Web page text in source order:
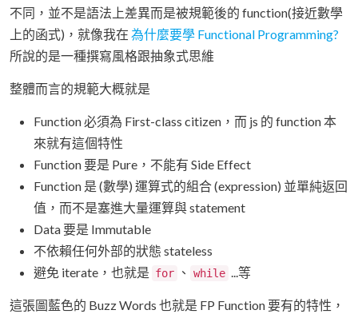
不同，並不是語法上差異而是被規範後的 function(接近數學
上的函式)，就像我在 為什麼要學 Functional Programming?
所說的是一種撰寫風格跟抽象式思維
整體而言的規範大概就是
Function 必須為 First-class citizen，而 js 的 function 本
來就有這個特性
Function 要是 Pure，不能有 Side Effect
Function 是 (數學) 運算式的組合 (expression) 並單純返回
值，而不是塞進大量運算與 statement
Data 要是 Immutable
不依賴任何外部的狀態 stateless
避免 iterate，也就是 for 、 while ...等
這張圖藍色的 Buzz Words 也就是 FP Function 要有的特性，